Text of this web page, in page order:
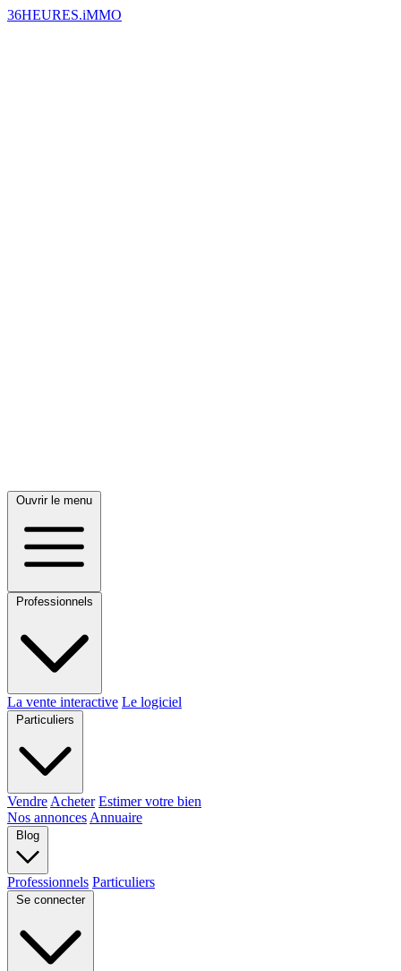
36HEURES.iMMO
Ouvrir le menu
Professionnels
La vente interactive Le logiciel
Particuliers
Vendre Acheter Estimer votre bien
Nos annonces Annuaire
Blog
Professionnels Particuliers
Se connecter